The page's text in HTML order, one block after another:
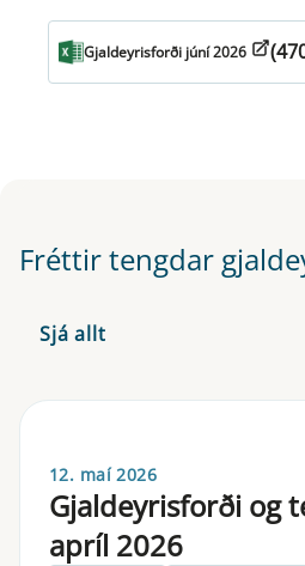
Gjaldeyrisforði júní 2026
Fréttir tengdar
Sjá allt
12. maí 2026
Gjaldeyrisforði og
apríl 2026